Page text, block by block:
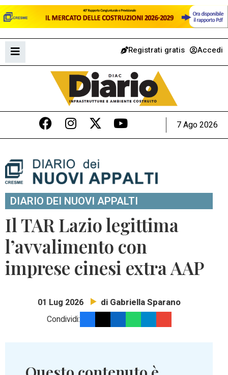
Registrati gratis Accedi
7 Ago 2026
DIARIO DEI NUOVI APPALTI
Il TAR Lazio legittima
l’avvalimento con
imprese cinesi extra AAP
01 Lug 2026 di Gabriella Sparano
Condividi: